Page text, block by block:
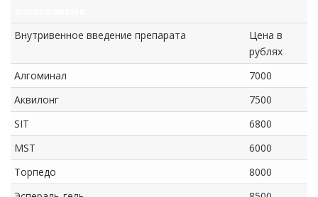
Внутривенное введение препарата
Цена в
рублях
Алгоминал
7000
Аквилонг
7500
SIT
6800
MST
6000
Торпедо
8000